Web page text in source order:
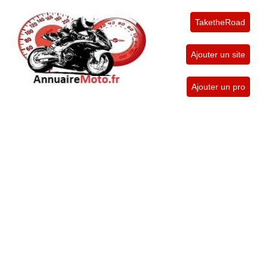
TaketheRoad
Ajouter un site
Ajouter un pro